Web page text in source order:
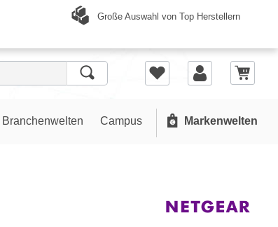
Große Auswahl von Top Herstellern
Branchenwelten Campus Markenwelten